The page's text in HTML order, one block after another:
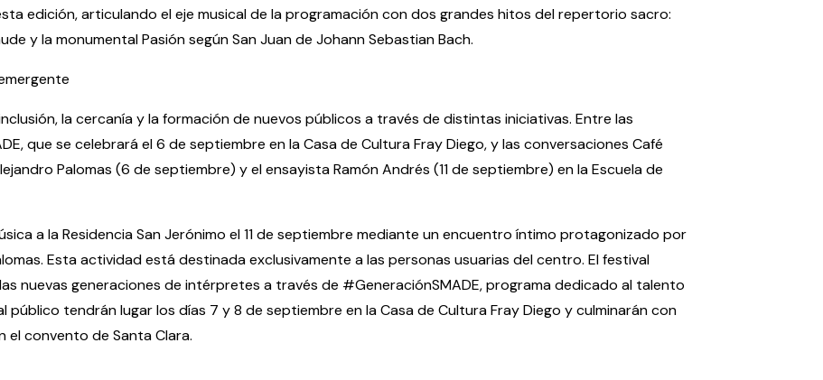
edición, articulando el eje musical de la programación con dos grandes hitos del repertorio sacro:
y la monumental Pasión según San Juan de Johann Sebastian Bach.
la cercanía y la formación de nuevos públicos a través de distintas iniciativas. Entre las
que se celebrará el 6 de septiembre en la Casa de Cultura Fray Diego, y las conversaciones Café
Palomas (6 de septiembre) y el ensayista Ramón Andrés (11 de septiembre) en la Escuela de
a la Residencia San Jerónimo el 11 de septiembre mediante un encuentro íntimo protagonizado por
Esta actividad está destinada exclusivamente a las personas usuarias del centro. El festival
nuevas generaciones de intérpretes a través de #GeneraciónSMADE, programa dedicado al talento
público tendrán lugar los días 7 y 8 de septiembre en la Casa de Cultura Fray Diego y culminarán con
el convento de Santa Clara.